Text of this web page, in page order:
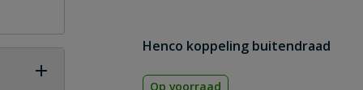
Henco koppeling buitendraad
Op voorraad